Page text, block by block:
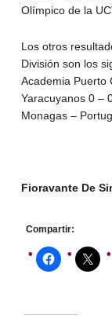
Olímpico de la
Los otros
División son los
Academia Puerto
Yaracuyanos 0 –
Monagas –
Fioravante De
Compartir: